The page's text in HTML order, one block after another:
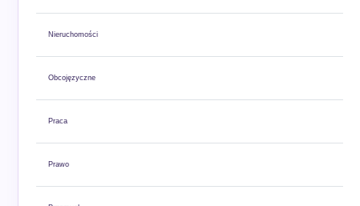
Nieruchomości
Obcojęzyczne
Praca
Prawo